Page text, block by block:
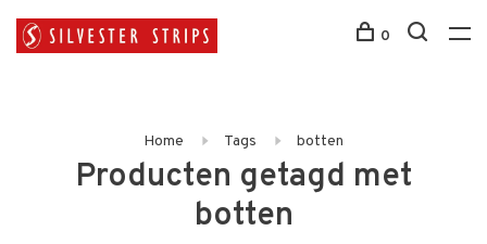
0
Home Tags botten
Producten getagd met
botten